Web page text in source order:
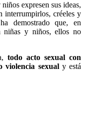
expresen sus ideas,
interrumpirlos, créeles y
demostrado que, en
niñas y niños, ellos no
todo acto sexual con
violencia sexualy está